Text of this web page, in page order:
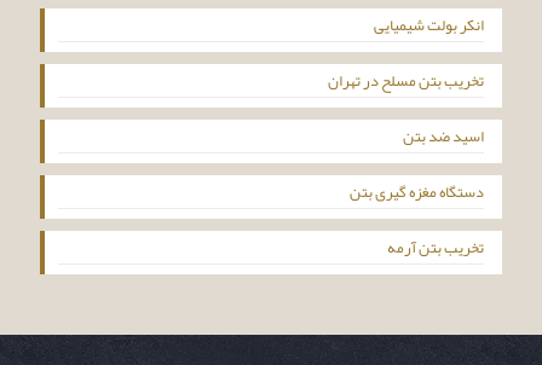
انکر بولت شیمیایی
تخریب بتن مسلح در تهران
اسید ضد بتن
دستگاه مغزه گیری بتن
تخریب بتن آرمه